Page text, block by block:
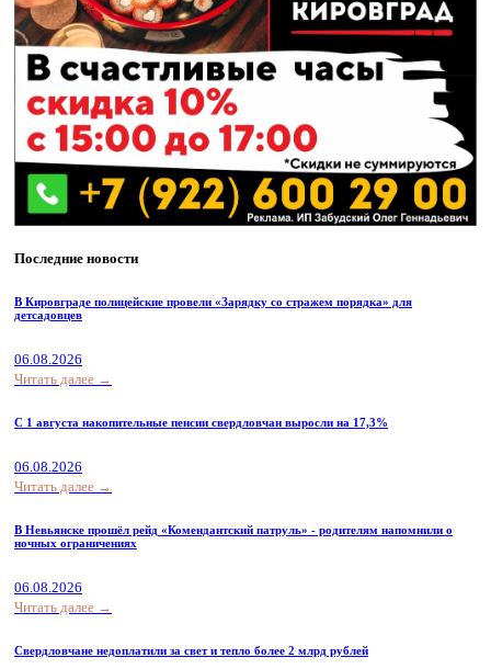
Последние новости
В Кировграде полицейские провели «Зарядку со стражем порядка» для
детсадовцев
06.08.2026
Читать далее →
С 1 августа накопительные пенсии свердловчан выросли на 17,3%
06.08.2026
Читать далее →
В Невьянске прошёл рейд «Комендантский патруль» - родителям напомнили о
ночных ограничениях
06.08.2026
Читать далее →
Свердловчане недоплатили за свет и тепло более 2 млрд рублей